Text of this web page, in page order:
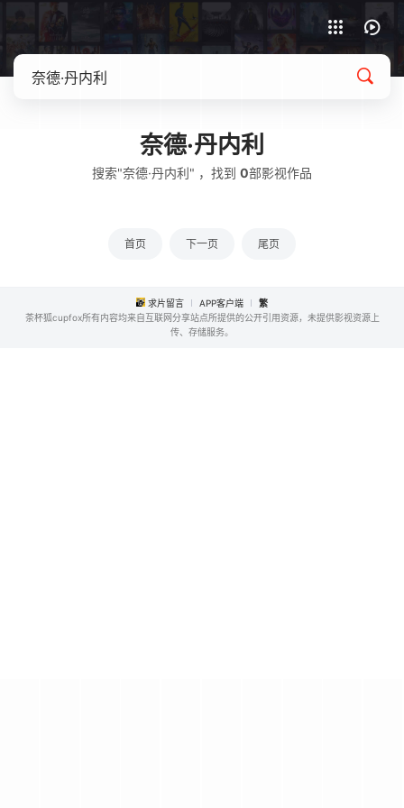
奈德·丹内利
搜索"奈德·丹内利" ，找到 0部影视作品
首页 下一页 尾页
求片留言 APP客户端
繁
茶杯狐cupfox所有内容均来自互联网分享站点所提供的公开引用资源，未提供影视资源上
传、存储服务。